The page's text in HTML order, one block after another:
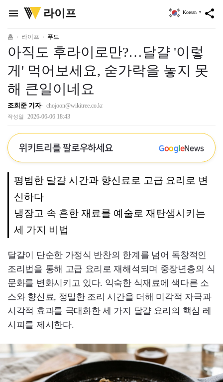
menu
위
키
리
라이프 share
Korean ▼
홈 라이프 푸드
아직도 후라이로만?…달걀 '이렇
게' 먹어보세요, 숟가락을 놓지 못
해 큰일이네요
조희준 기자 chojoon@wikitree.co.kr
작성일 2026-06-06 18:43
위키트리를 팔로우하세요 GoogleNews
평범한 달걀 시간과 향신료로 고급 요리로 변
신하다
냉장고 속 흔한 재료를 예술로 재탄생시키는
세 가지 비법
달걀이 단순한 가정식 반찬의 한계를 넘어 독창적인
조리법을 통해 고급 요리로 재해석되며 중장년층의 식
문화를 변화시키고 있다. 익숙한 식재료에 색다른 소
스와 향신료, 정밀한 조리 시간을 더해 미각적 자극과
시각적 효과를 극대화한 세 가지 달걀 요리의 핵심 레
시피를 제시한다.